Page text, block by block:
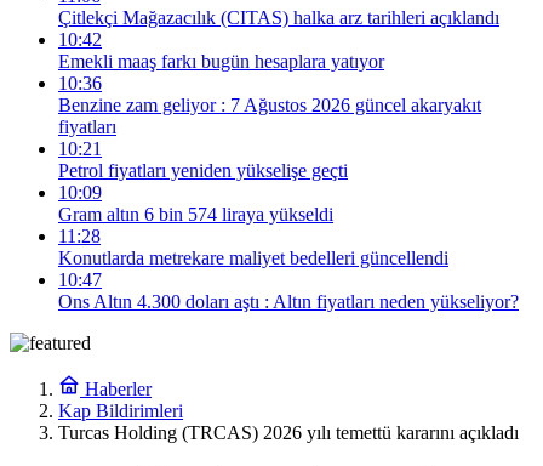
Çitlekçi Mağazacılık (CITAS) halka arz tarihleri açıklandı
10:42
Emekli maaş farkı bugün hesaplara yatıyor
10:36
Benzine zam geliyor : 7 Ağustos 2026 güncel akaryakıt
fiyatları
10:21
Petrol fiyatları yeniden yükselişe geçti
10:09
Gram altın 6 bin 574 liraya yükseldi
11:28
Konutlarda metrekare maliyet bedelleri güncellendi
10:47
Ons Altın 4.300 doları aştı : Altın fiyatları neden yükseliyor?
Haberler
Kap Bildirimleri
Turcas Holding (TRCAS) 2026 yılı temettü kararını açıkladı